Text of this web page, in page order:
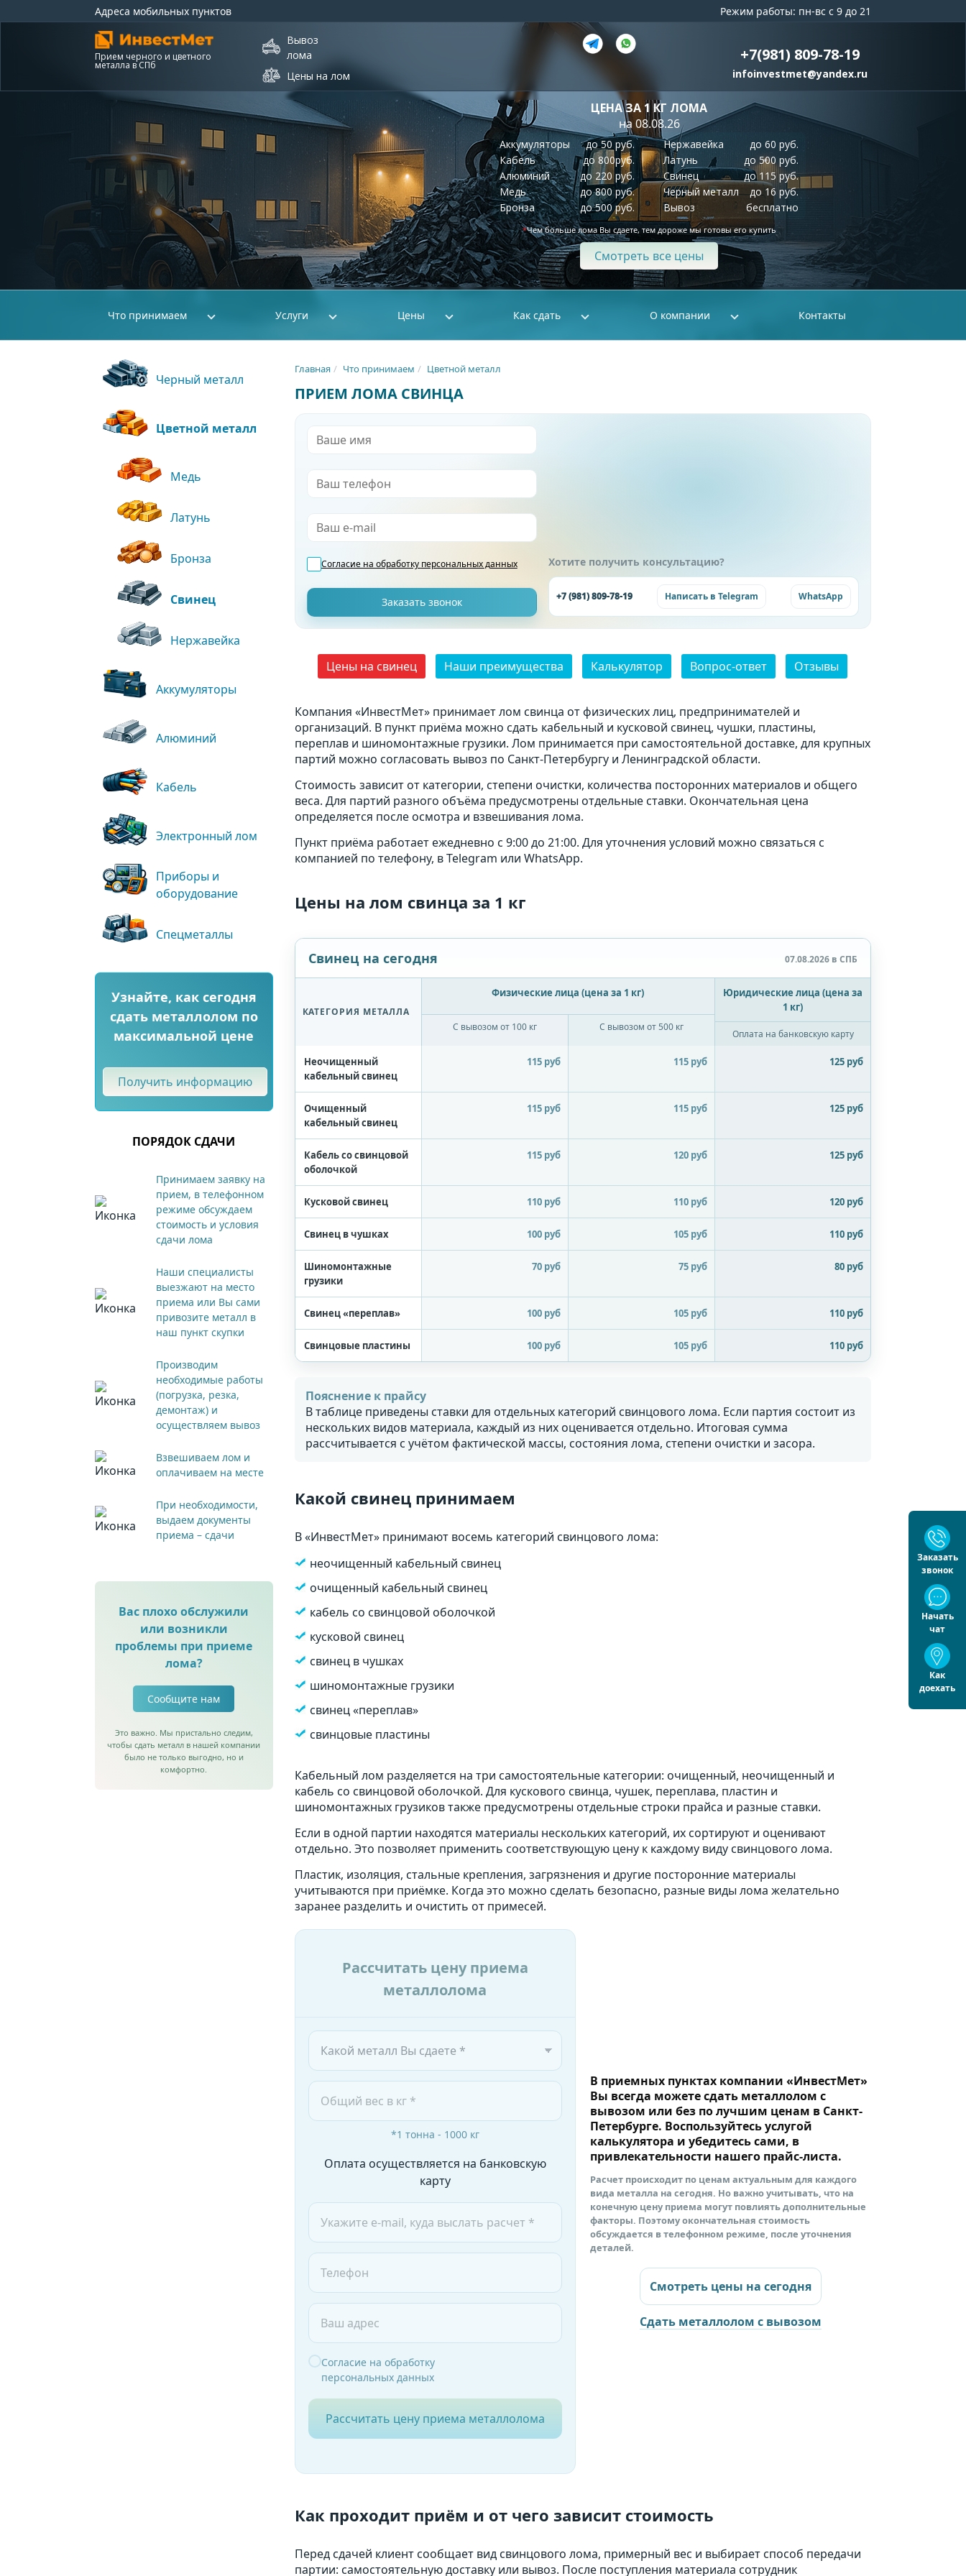
Адреса мобильных пунктов Режим работы: пн-вс с 9 до 21
Прием черного и цветного
металла в СПб
Вывоз
лома
Цены на лом
+7(981) 809-78-19
infoinvestmet@yandex.ru
ЦЕНА ЗА 1 КГ ЛОМА
на 08.08.26
Аккумуляторы
до 50 руб.
Кабель
до 800руб.
Алюминий
до 220 руб.
Медь
до 800 руб.
Бронза
до 500 руб.
Нержавейка
до 60 руб.
Латунь
до 500 руб.
Свинец
до 115 руб.
Черный металл
до 16 руб.
Вывоз
бесплатно
*Чем больше лома Вы сдаете, тем дороже мы готовы его купить
Смотреть все цены
Что принимаем Услуги Цены Как сдать О компании Контакты
Главная Что принимаем Цветной металл
ПРИЕМ ЛОМА СВИНЦА
Согласие на обработку персональных данных Хотите получить консультацию?
+7 (981) 809-78-19 Написать в Telegram WhatsApp
Цены на свинец Наши преимущества Калькулятор Вопрос-ответ Отзывы
Компания «ИнвестМет» принимает лом свинца от физических лиц, предпринимателей и
организаций. В пункт приёма можно сдать кабельный и кусковой свинец, чушки, пластины,
переплав и шиномонтажные грузики. Лом принимается при самостоятельной доставке, для крупных
партий можно согласовать вывоз по Санкт-Петербургу и Ленинградской области.
Стоимость зависит от категории, степени очистки, количества посторонних материалов и общего
веса. Для партий разного объёма предусмотрены отдельные ставки. Окончательная цена
определяется после осмотра и взвешивания лома.
Пункт приёма работает ежедневно с 9:00 до 21:00. Для уточнения условий можно связаться с
компанией по телефону, в Telegram или WhatsApp.
Цены на лом свинца за 1 кг
Свинец на сегодня 07.08.2026 в СПБ
КАТЕГОРИЯ МЕТАЛЛА
Физические лица (цена за 1 кг)
С вывозом от 100 кг С вывозом от 500 кг
Юридические лица (цена за
1 кг)
Оплата на банковскую карту
Неочищенный
кабельный свинец
115 руб 115 руб 125 руб
Очищенный
кабельный свинец
115 руб 115 руб 125 руб
Кабель со свинцовой
оболочкой
115 руб 120 руб 125 руб
Кусковой свинец 110 руб 110 руб 120 руб
Свинец в чушках 100 руб 105 руб 110 руб
Шиномонтажные
грузики
70 руб 75 руб 80 руб
Свинец «переплав» 100 руб 105 руб 110 руб
Свинцовые пластины 100 руб 105 руб 110 руб
Пояснение к прайсу
В таблице приведены ставки для отдельных категорий свинцового лома. Если партия состоит из
нескольких видов материала, каждый из них оценивается отдельно. Итоговая сумма
рассчитывается с учётом фактической массы, состояния лома, степени очистки и засора.
Какой свинец принимаем
В «ИнвестМет» принимают восемь категорий свинцового лома:
неочищенный кабельный свинец
очищенный кабельный свинец
кабель со свинцовой оболочкой
кусковой свинец
свинец в чушках
шиномонтажные грузики
свинец «переплав»
свинцовые пластины
Кабельный лом разделяется на три самостоятельные категории: очищенный, неочищенный и
кабель со свинцовой оболочкой. Для кускового свинца, чушек, переплава, пластин и
шиномонтажных грузиков также предусмотрены отдельные строки прайса и разные ставки.
Если в одной партии находятся материалы нескольких категорий, их сортируют и оценивают
отдельно. Это позволяет применить соответствующую цену к каждому виду свинцового лома.
Пластик, изоляция, стальные крепления, загрязнения и другие посторонние материалы
учитываются при приёмке. Когда это можно сделать безопасно, разные виды лома желательно
заранее разделить и очистить от примесей.
Рассчитать цену приема
металлолома
*1 тонна - 1000 кг
Оплата осуществляется на банковскую
карту
Согласие на обработку
персональных данных
Рассчитать цену приема металлолома
В приемных пунктах компании «ИнвестМет»
Вы всегда можете сдать металлолом с
вывозом или без по лучшим ценам в Санкт-
Петербурге. Воспользуйтесь услугой
калькулятора и убедитесь сами, в
привлекательности нашего прайс-листа.
Расчет происходит по ценам актуальным для каждого
вида металла на сегодня. Но важно учитывать, что на
конечную цену приема могут повлиять дополнительные
факторы. Поэтому окончательная стоимость
обсуждается в телефонном режиме, после уточнения
деталей.
Смотреть цены на сегодня
Сдать металлолом с вывозом
Как проходит приём и от чего зависит стоимость
Перед сдачей клиент сообщает вид свинцового лома, примерный вес и выбирает способ передачи
партии: самостоятельную доставку или вывоз. После поступления материала сотрудник
Черный металл
Цветной металл
Медь
Латунь
Бронза
Свинец
Нержавейка
Аккумуляторы
Алюминий
Кабель
Электронный лом
Приборы и
оборудование
Спецметаллы
Узнайте, как сегодня
сдать металлолом по
максимальной цене
Получить информацию
ПОРЯДОК СДАЧИ
Принимаем заявку на
прием, в телефонном
режиме обсуждаем
стоимость и условия
сдачи лома
Наши специалисты
выезжают на место
приема или Вы сами
привозите металл в
наш пункт скупки
Производим
необходимые работы
(погрузка, резка,
демонтаж) и
осуществляем вывоз
Взвешиваем лом и
оплачиваем на месте
При необходимости,
выдаем документы
приема – сдачи
Вас плохо обслужили
или возникли
проблемы при приеме
лома?
Сообщите нам
Это важно. Мы пристально следим,
чтобы сдать металл в нашей компании
было не только выгодно, но и
комфортно.
Заказать
звонок
Начать
чат
Как
доехать